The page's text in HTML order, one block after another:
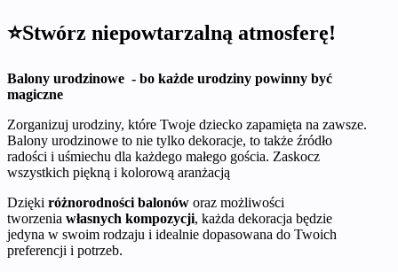
⭐Stwórz niepowtarzalną atmosferę!
Balony urodzinowe - bo każde urodziny powinny być
magiczne
Zorganizuj urodziny, które Twoje dziecko zapamięta na zawsze.
Balony urodzinowe to nie tylko dekoracje, to także źródło
radości i uśmiechu dla każdego małego gościa. Zaskocz
wszystkich piękną i kolorową aranżacją
Dzięki różnorodności balonów oraz możliwości
tworzenia własnych kompozycji, każda dekoracja będzie
jedyna w swoim rodzaju i idealnie dopasowana do Twoich
preferencji i potrzeb.